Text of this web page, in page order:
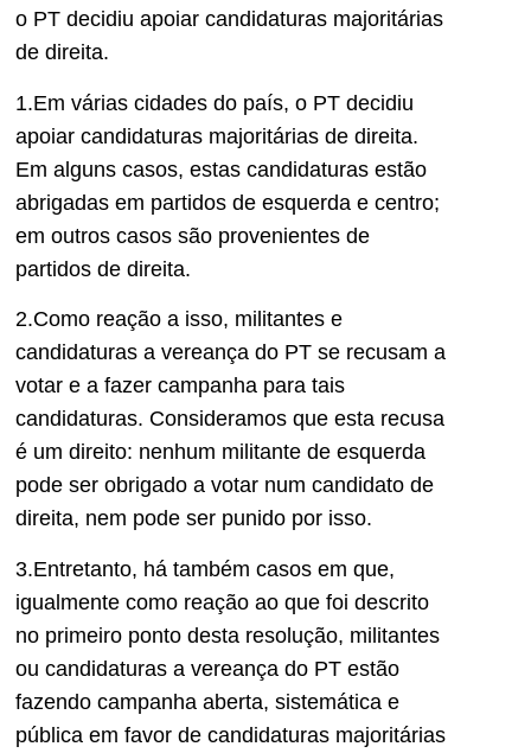
o PT decidiu apoiar candidaturas majoritárias
de direita.
1.Em várias cidades do país, o PT decidiu
apoiar candidaturas majoritárias de direita.
Em alguns casos, estas candidaturas estão
abrigadas em partidos de esquerda e centro;
em outros casos são provenientes de
partidos de direita.
2.Como reação a isso, militantes e
candidaturas a vereança do PT se recusam a
votar e a fazer campanha para tais
candidaturas. Consideramos que esta recusa
é um direito: nenhum militante de esquerda
pode ser obrigado a votar num candidato de
direita, nem pode ser punido por isso.
3.Entretanto, há também casos em que,
igualmente como reação ao que foi descrito
no primeiro ponto desta resolução, militantes
ou candidaturas a vereança do PT estão
fazendo campanha aberta, sistemática e
pública em favor de candidaturas majoritárias